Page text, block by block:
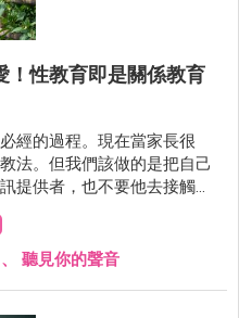
！性教育即是關係教育
經的過程。現在當家長很
法。但我們該做的是把自己
提供者，也不要他去接觸到
、 聽見你的聲音